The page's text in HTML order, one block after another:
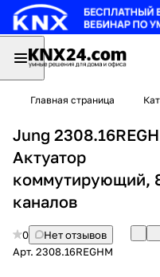
Главная страница
Jung
Актуатор
коммутирующий,
каналов
0
Нет отзывов
Арт. 2308.16REGHM